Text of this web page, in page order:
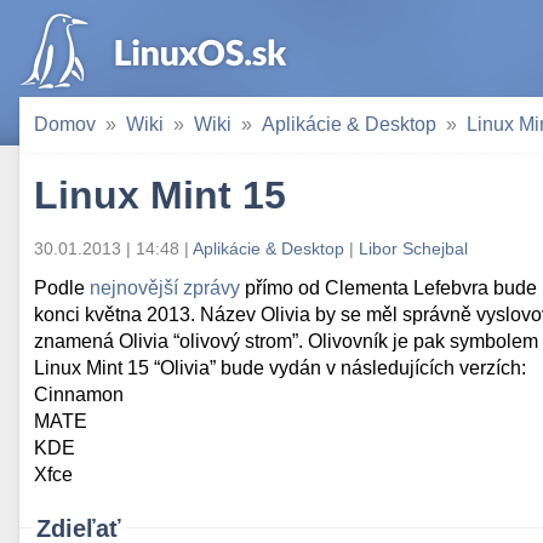
Domov Wiki Wiki Aplikácie & Desktop Linux
Linux Mint 15
30.01.2013 | 14:48 | Aplikácie & Desktop | Libor Schejbal
Podle nejnovější zprávy přímo od Clementa Lefebvra
konci května 2013. Název Olivia by se měl správně
znamená Olivia “olivový strom”. Olivovník je pak
Linux Mint 15 “Olivia” bude vydán v následujících verzích:
Cinnamon
MATE
KDE
Xfce
Zdieľať